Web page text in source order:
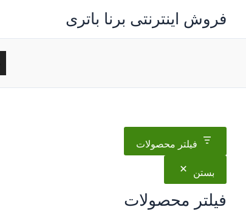
محتوا
فروش اینترنتی برنا باتری
فیلتر محصولات
بستن
فیلتر محصولات